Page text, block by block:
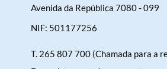
Avenida da República 7080 - 099
NIF: 501177256
T. 265 807 700 (Chamada para a